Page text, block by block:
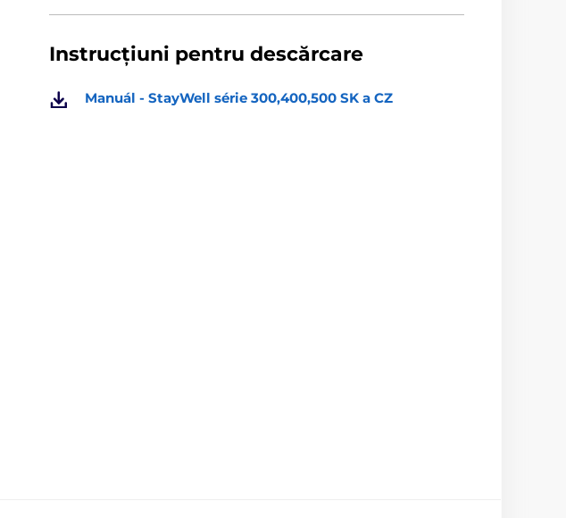
Instrucțiuni pentru descărcare
Manuál - StayWell série 300,400,500 SK a CZ